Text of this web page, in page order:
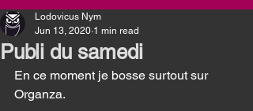
Publi du samedi
Lodovicus Nym
Jun 13, 2020 1 min read
En ce moment je bosse surtout sur
Organza.